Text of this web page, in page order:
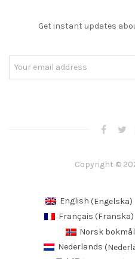
Get instant updates
Copyright ©
English (Engelska)
Français (Franska)
Norsk bokmål
Nederlands (